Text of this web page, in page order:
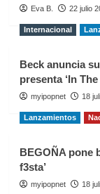
Eva B. 22 julio
Internacional
Beck anuncia
presenta ‘In The
myipopnet 18
Lanzamientos
BEGOÑA pone
f3sta’
myipopnet 18